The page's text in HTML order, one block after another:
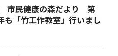
市民健康の森だより 第
「竹工作教室」行いまし